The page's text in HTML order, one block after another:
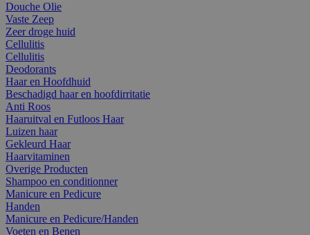
Douche Olie
Vaste Zeep
Zeer droge huid
Cellulitis
Cellulitis
Deodorants
Haar en Hoofdhuid
Beschadigd haar en hoofdirritatie
Anti Roos
Haaruitval en Futloos Haar
Luizen haar
Gekleurd Haar
Haarvitaminen
Overige Producten
Shampoo en conditionner
Manicure en Pedicure
Handen
Manicure en Pedicure/Handen
Voeten en Benen